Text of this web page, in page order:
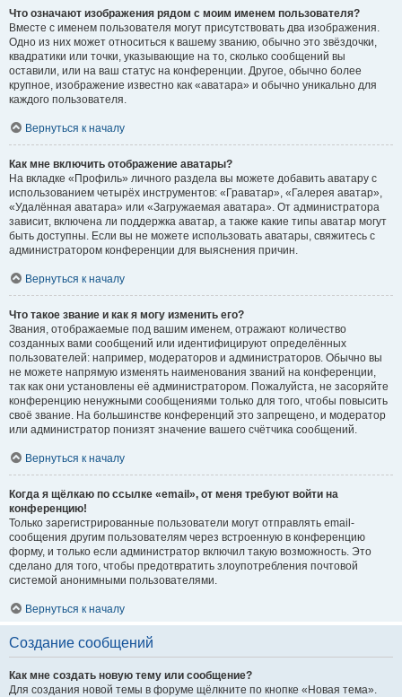
Что означают изображения рядом с моим именем пользователя?
Вместе с именем пользователя могут присутствовать два изображения.
Одно из них может относиться к вашему званию, обычно это звёздочки,
квадратики или точки, указывающие на то, сколько сообщений вы
оставили, или на ваш статус на конференции. Другое, обычно более
крупное, изображение известно как «аватара» и обычно уникально для
каждого пользователя.
Вернуться к началу
Как мне включить отображение аватары?
На вкладке «Профиль» личного раздела вы можете добавить аватару с
использованием четырёх инструментов: «Граватар», «Галерея аватар»,
«Удалённая аватара» или «Загружаемая аватара». От администратора
зависит, включена ли поддержка аватар, а также какие типы аватар могут
быть доступны. Если вы не можете использовать аватары, свяжитесь с
администратором конференции для выяснения причин.
Вернуться к началу
Что такое звание и как я могу изменить его?
Звания, отображаемые под вашим именем, отражают количество
созданных вами сообщений или идентифицируют определённых
пользователей: например, модераторов и администраторов. Обычно вы
не можете напрямую изменять наименования званий на конференции,
так как они установлены её администратором. Пожалуйста, не засоряйте
конференцию ненужными сообщениями только для того, чтобы повысить
своё звание. На большинстве конференций это запрещено, и модератор
или администратор понизят значение вашего счётчика сообщений.
Вернуться к началу
Когда я щёлкаю по ссылке «email», от меня требуют войти на
конференцию!
Только зарегистрированные пользователи могут отправлять email-
сообщения другим пользователям через встроенную в конференцию
форму, и только если администратор включил такую возможность. Это
сделано для того, чтобы предотвратить злоупотребления почтовой
системой анонимными пользователями.
Вернуться к началу
Создание сообщений
Как мне создать новую тему или сообщение?
Для создания новой темы в форуме щёлкните по кнопке «Новая тема».